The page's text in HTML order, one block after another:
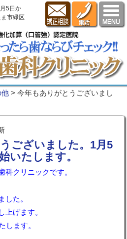
5日か
市緑区
他 > 今年もありがとうございまし
ございました。1月5
いたします。
科クリニックです。
した。
上げます。
します。